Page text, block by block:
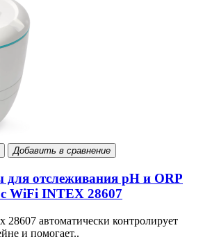
Добавить в сравнение
для отслеживания pH и ORP
WiFi INTEX 28607
28607 автоматически контролирует
и помогает..